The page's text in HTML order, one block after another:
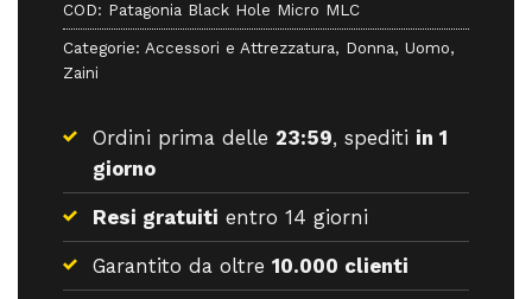
COD: Patagonia Black Hole Micro MLC
Categorie: Accessori e Attrezzatura, Donna, Uomo,
Zaini
Ordini prima delle 23:59, spediti in 1
giorno
Resi gratuiti entro 14 giorni
Garantito da oltre 10.000 clienti